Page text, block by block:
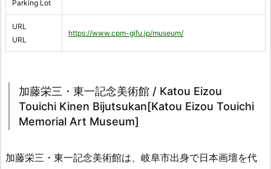
Parking Lot
URL
URL
https://www.cpm-gifu.jp/museum/
加藤栄三・東一記念美術館 / Katou Eizou
Touichi Kinen Bijutsukan[Katou Eizou Touichi
Memorial Art Museum]
加藤栄三・東一記念美術館は、岐阜市出身で日本画壇を代